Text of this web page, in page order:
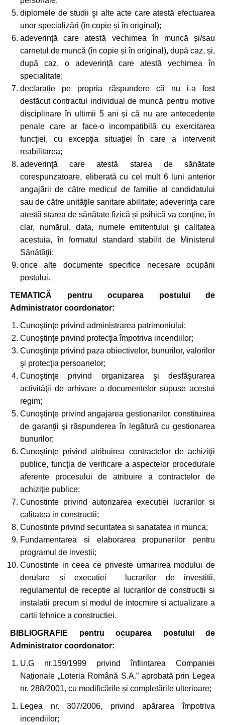
diplomele de studii şi alte acte care atestă efectuarea
unor specializări (în copie și în original);
adeverinţă care atestă vechimea în muncă și/sau
carnetul de muncă (în copie și în original), după caz, și,
după caz, o adeverință care atestă vechimea în
specialitate;
declarație pe propria răspundere că nu i-a fost
desfăcut contractul individual de muncă pentru motive
disciplinare în ultimii 5 ani și că nu are antecedente
penale care ar face-o incompatibilă cu exercitarea
funcţiei, cu excepţia situaţiei în care a intervenit
reabilitarea;
adeverinţă care atestă starea de sănătate
corespunzatoare, eliberată cu cel mult 6 luni anterior
angajării de către medicul de familie al candidatului
sau de către unităţile sanitare abilitate; adeverinţa care
atestă starea de sănătate fizică și psihică va conţine, în
clar, numărul, data, numele emitentului şi calitatea
acestuia, în formatul standard stabilit de Ministerul
Sănătăţii;
orice alte documente specifice necesare ocupării
postului.
TEMATICĂ
pentru ocuparea postului de
Administrator coordonator:
Cunoştinţe privind administrarea patrimoniului;
Cunoştinţe privind protecţia împotriva incendiilor;
Cunoştinţe privind paza obiectivelor, bunurilor, valorilor
şi protecţia persoanelor;
Cunoştinţe privind organizarea şi desfăşurarea
activităţii de arhivare a documentelor supuse acestui
regim;
Cunoştinţe privind angajarea gestionarilor, constituirea
de garanţii şi răspunderea în legătură cu gestionarea
bunurilor;
Cunoştinţe privind atribuirea contractelor de achiziţii
publice, funcţia de verificare a aspectelor procedurale
aferente procesului de atribuire a contractelor de
achiziţie publice;
Cunostinte privind autorizarea executiei lucrarilor si
calitatea in constructii;
Cunostinte privind securitatea si sanatatea in munca;
Fundamentarea si elaborarea propunerilor pentru
programul de investii;
Cunostinte in ceea ce priveste urmarirea modului de
derulare si executiei lucrarilor de investitii,
regulamentul de receptie al lucrarilor de constructii si
instalatii precum si modul de intocmire si actualizare a
cartii tehnice a constructiei.
BIBLIOGRAFIE pentru ocuparea postului de
Administrator coordonator:
U.G nr.159/1999 privind înființarea Companiei
Naționale „Loteria Română S.A.” aprobată prin Legea
nr. 288/2001, cu modificările și completările ulterioare;
Legea nr. 307/2006, privind apărarea împotriva
incendiilor;